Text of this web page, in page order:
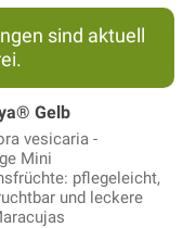
sind aktuell
Gelb
vesicaria -
Mini
pflegeleicht,
und leckere